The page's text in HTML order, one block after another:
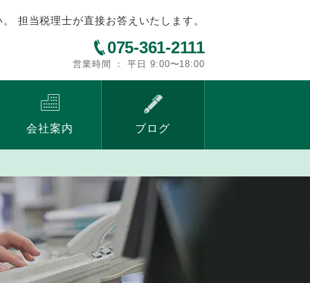
担当税理士が直接お答えいたします。
075-361-2111
営業時間 ： 平日 9:00〜18:00
会社案内 ブログ